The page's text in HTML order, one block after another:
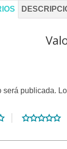
será publicada.